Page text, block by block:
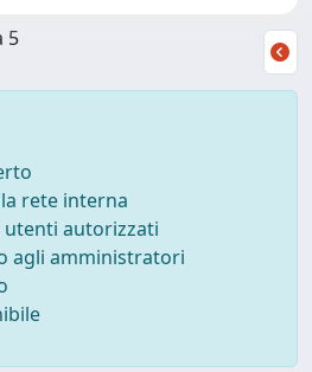
5
rete interna
autorizzati
agli amministratori